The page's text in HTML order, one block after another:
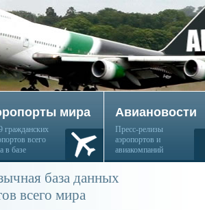
мира
гражданских
всего
в базе
Авиановости
Пресс-релизы
аэропортов и
авиакомпаний
база данных
всего мира